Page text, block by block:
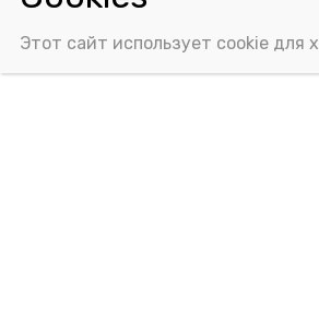
Соглашение об использовании
Этот сайт использует cookie для